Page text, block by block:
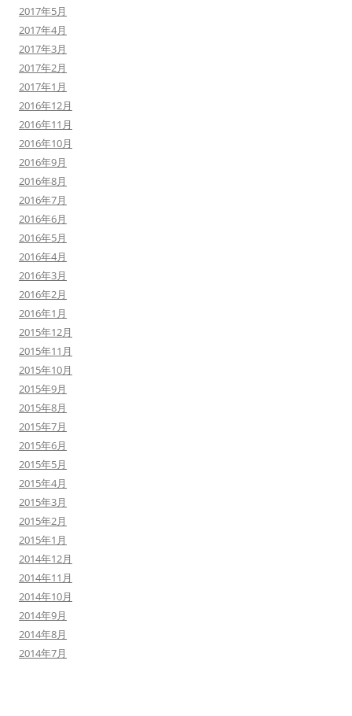
2017年5月
2017年4月
2017年3月
2017年2月
2017年1月
2016年12月
2016年11月
2016年10月
2016年9月
2016年8月
2016年7月
2016年6月
2016年5月
2016年4月
2016年3月
2016年2月
2016年1月
2015年12月
2015年11月
2015年10月
2015年9月
2015年8月
2015年7月
2015年6月
2015年5月
2015年4月
2015年3月
2015年2月
2015年1月
2014年12月
2014年11月
2014年10月
2014年9月
2014年8月
2014年7月